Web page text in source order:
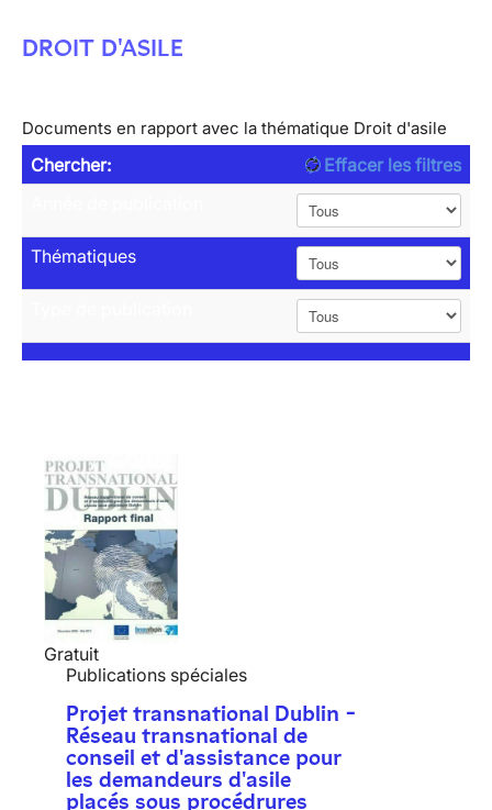
DROIT D'ASILE
Documents en rapport avec la thématique Droit d'asile
Chercher:
Effacer les filtres
Thématiques
Gratuit
Publications spéciales
Projet transnational Dublin -
Réseau transnational de
conseil et d'assistance pour
les demandeurs d'asile
placés sous procédrures